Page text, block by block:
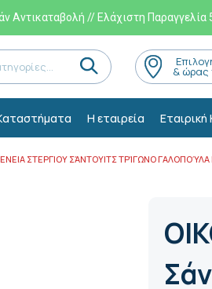
// Ελάχιστη Παραγγελία
&
Η εταιρεία Εταιρική
ΣΤΕΡΓΙΟΥ ΣΆΝΤΟΥΙΤΣ ΤΡΊΓΩΝΟ ΓΑΛΟΠΟΎΛΑ